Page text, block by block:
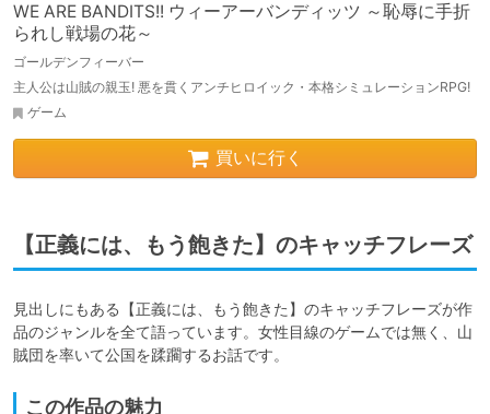
WE ARE BANDITS!! ウィーアーバンディッツ ～恥辱に手折
られし戦場の花～
ゴールデンフィーバー
主人公は山賊の親玉! 悪を貫くアンチヒロイック・本格シミュレーションRPG!
ゲーム
買いに行く
【正義には、もう飽きた】のキャッチフレーズ
見出しにもある【正義には、もう飽きた】のキャッチフレーズが作
品のジャンルを全て語っています。女性目線のゲームでは無く、山
この作品の魅力